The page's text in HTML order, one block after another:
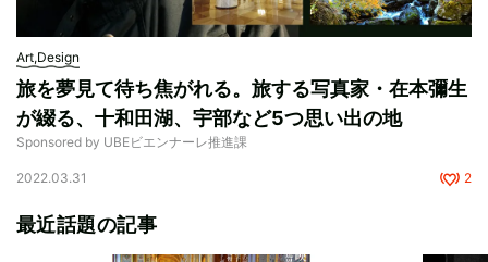
Art,Design
旅を夢見て待ち焦がれる。旅する写真家・在本彌生
が綴る、十和田湖、宇部など5つ思い出の地
Sponsored by UBEビエンナーレ推進課
2022.03.31 2
最近話題の記事